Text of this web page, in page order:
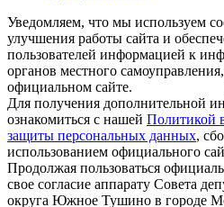
Уведомляем, что мы используем
улучшения работы сайта и
пользователей информацией к
органов местного
официальном сайте.
Для получения дополнительной
ознакомиться с нашей Политикой
защиты персональных данных,
использованием официального
Продолжая пользоваться
свое согласие аппарату Совета
округа Южное Тушино в городе